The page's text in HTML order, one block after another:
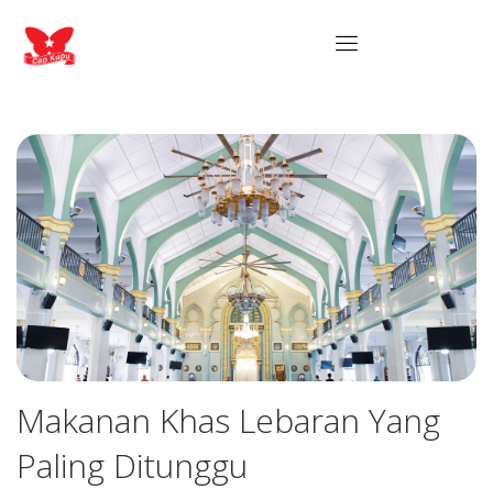
Makanan Khas Lebaran Yang
Paling Ditunggu